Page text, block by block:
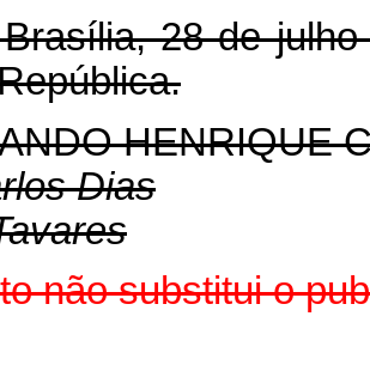
28 de julho de
HENRIQUE
Dias
não substitui o